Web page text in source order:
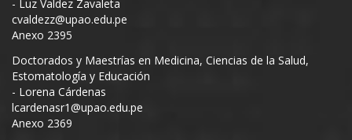
- Luz Valdez Zavaleta
cvaldezz@upao.edu.pe
Anexo 2395
Doctorados y Maestrías en Medicina, Ciencias de la Salud,
Estomatología y Educación
- Lorena Cárdenas
lcardenasr1@upao.edu.pe
Anexo 2369